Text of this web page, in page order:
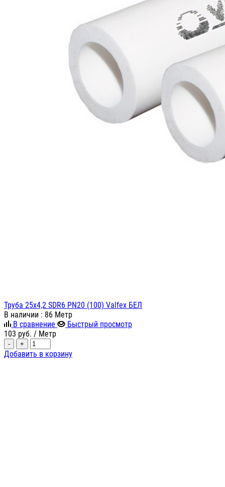
Труба 25х4,2 SDR6 PN20 (100) Valfex БЕЛ
В наличии : 86 Метр
В сравнение
Быстрый просмотр
103 руб. / Метр
- +
Добавить в корзину